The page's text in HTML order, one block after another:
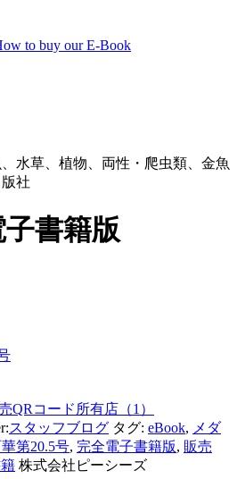
to buy our E-Book
水草、植物、両性・爬虫類、金魚
社
書籍版
QRコード所有店（1）
スタッフブログ タグ: eBook, メダ
第20.5号, 完全電子書籍版, 販売
株式会社ピーシーズ